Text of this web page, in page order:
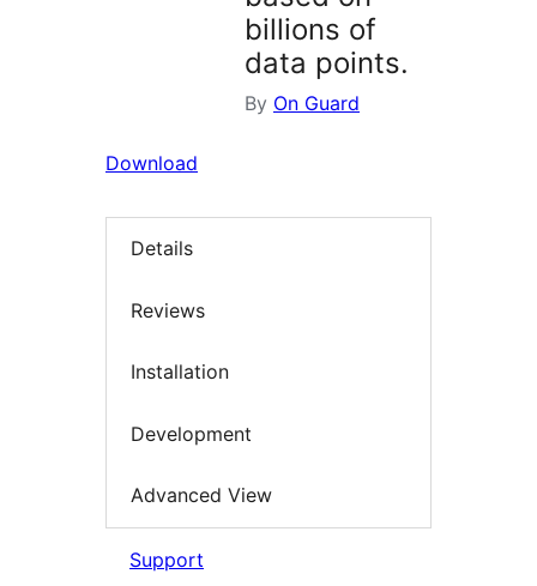
billions of
data points.
By On Guard
Download
Details
Reviews
Installation
Development
Advanced View
Support